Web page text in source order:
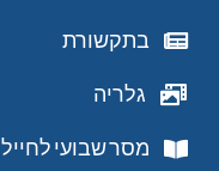
בתקשורת
גלריה
מסר שבועי לחייל